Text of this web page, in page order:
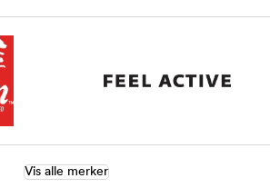
Vis alle merker